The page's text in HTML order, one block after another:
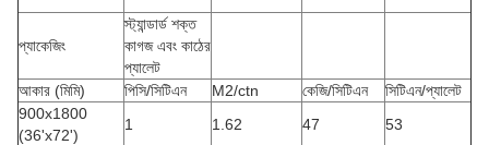
প্যাকেজিং
স্ট্যান্ডার্ড শক্ত
কাগজ এবং কাঠের
প্যালেট
আকার (মিমি)
পিসি/সিটিএন M2/ctn কেজি/সিটিএন
সিটিএন/প্যালেট
900x1800
(36'x72')
1 1.62 47 53